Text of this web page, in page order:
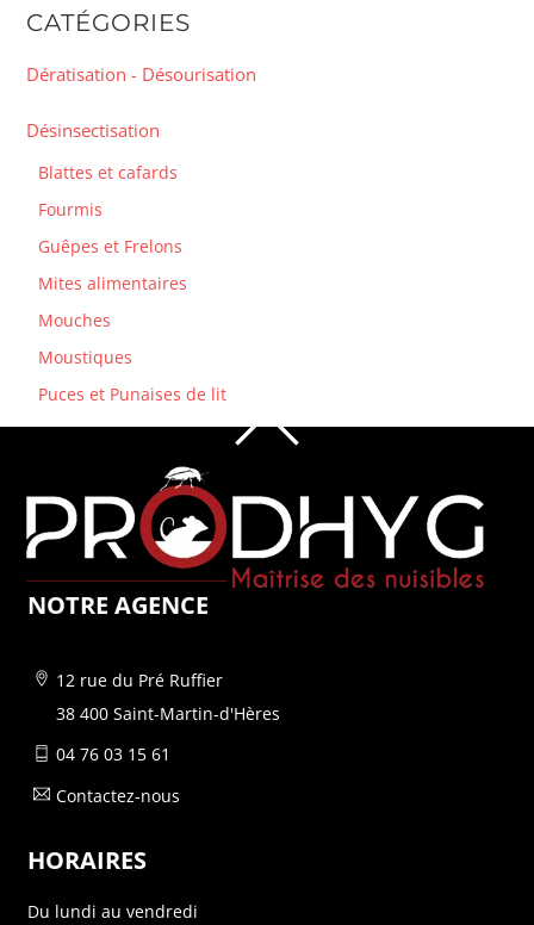
CATÉGORIES
Dératisation - Désourisation
Désinsectisation
Blattes et cafards
Fourmis
Guêpes et Frelons
Mites alimentaires
Mouches
Moustiques
Puces et Punaises de lit
HAUT
PAGE
NOTRE AGENCE
12 rue du Pré Ruffier
38 400 Saint-Martin-d'Hères
04 76 03 15 61
Contactez-nous
HORAIRES
Du lundi au vendredi